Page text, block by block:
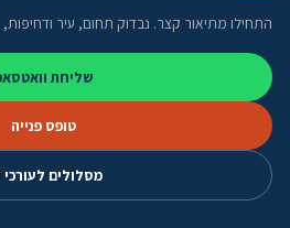
התחילו מתיאור קצר. נבדוק תחום, עיר
שליחת
טופס פנייה
מסלולים לעורכי